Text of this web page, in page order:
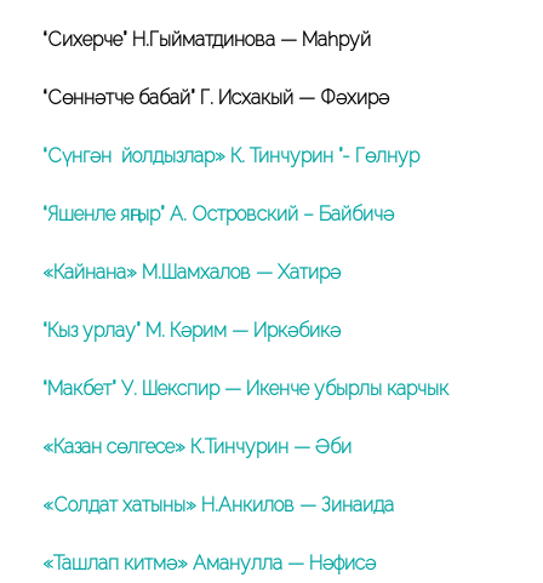
“Сихерче” Н.Гыйматдинова — Маһруй
“Сөннәтче бабай” Г. Исхакый — Фәхирә
“Сүнгән йолдызлар» К. Тинчурин ”- Гөлнур
“Яшенле яңгыр” А. Островский – Байбичә
«Кайнана» М.Шамхалов — Хатирә
“Кыз урлау” М. Кәрим — Иркәбикә
“Макбет” У. Шекспир — Икенче убырлы карчык
«Казан сөлгесе» К.Тинчурин — Әби
«Солдат хатыны» Н.Анкилов — Зинаида
«Ташлап китмә» Аманулла — Нәфисә